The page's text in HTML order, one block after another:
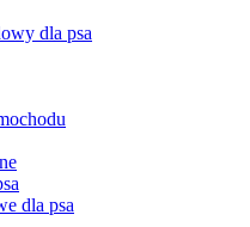
dla psa
dla psa